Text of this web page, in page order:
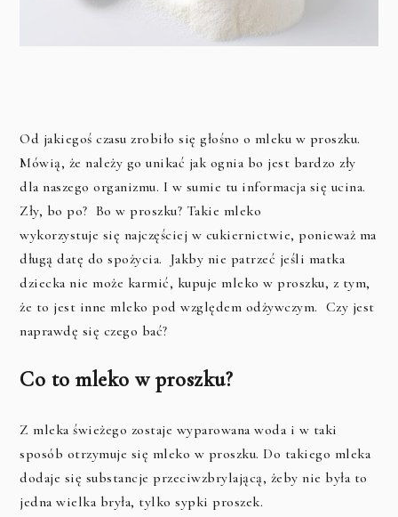
Od jakiegoś czasu zrobiło się głośno o mleku w proszku.
Mówią, że należy go unikać jak ognia bo jest bardzo zły
dla naszego organizmu. I w sumie tu informacja się ucina.
Zły, bo po? Bo w proszku? Takie mleko
wykorzystuje się najczęściej w cukiernictwie, ponieważ ma
długą datę do spożycia. Jakby nie patrzeć jeśli matka
dziecka nie może karmić, kupuje mleko w proszku, z tym,
że to jest inne mleko pod względem odżywczym. Czy jest
naprawdę się czego bać?
Co to mleko w proszku?
Z mleka świeżego zostaje wyparowana woda i w taki
sposób otrzymuje się mleko w proszku. Do takiego mleka
dodaje się substancje przeciwzbrylającą, żeby nie była to
jedna wielka bryła, tylko sypki proszek.